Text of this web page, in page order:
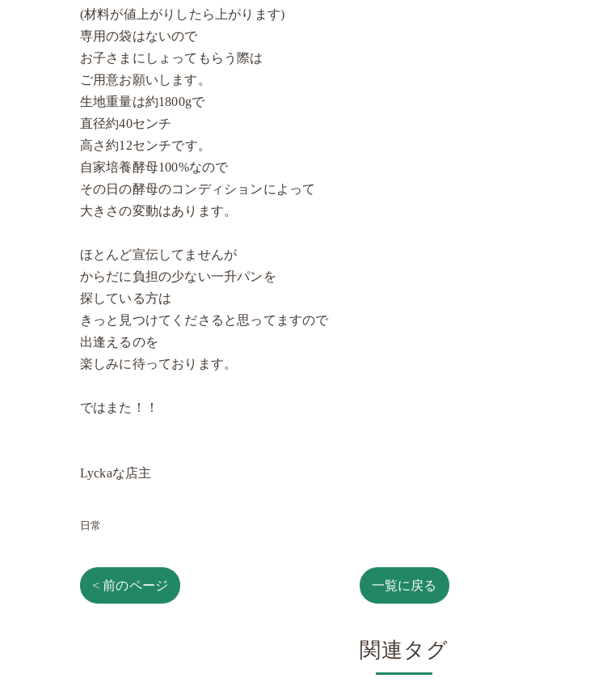
(材料が値上がりしたら上がります)
専用の袋はないので
お子さまにしょってもらう際は
ご用意お願いします。
生地重量は約1800gで
直径約40センチ
高さ約12センチです。
自家培養酵母100%なので
その日の酵母のコンディションによって
大きさの変動はあります。
ほとんど宣伝してませんが
からだに負担の少ない一升パンを
探している方は
きっと見つけてくださると思ってますので
出逢えるのを
楽しみに待っております。
ではまた！！
Lyckaな店主
日常
< 前のページ 一覧に戻る
関連タグ